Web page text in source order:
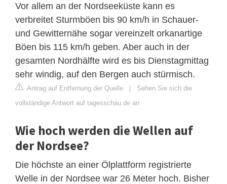
Vor allem an der Nordseeküste kann es
verbreitet Sturmböen bis 90 km/h in Schauer-
und Gewitternähe sogar vereinzelt orkanartige
Böen bis 115 km/h geben. Aber auch in der
gesamten Nordhälfte wird es bis Dienstagmittag
sehr windig, auf den Bergen auch stürmisch.
Antrag auf Entfernung der Quelle | Sehen Sie sich die
vollständige Antwort auf tagesschau.de an
Wie hoch werden die Wellen auf
der Nordsee?
Die höchste an einer Ölplattform registrierte
Welle in der Nordsee war 26 Meter hoch. Bisher